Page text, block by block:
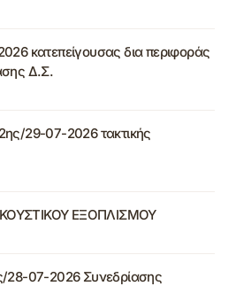
κατεπείγουσας δια περιφοράς
Δ.Σ.
29-07-2026 τακτικής
ΕΞΟΠΛΙΣΜΟΥ
28-07-2026 Συνεδρίασης